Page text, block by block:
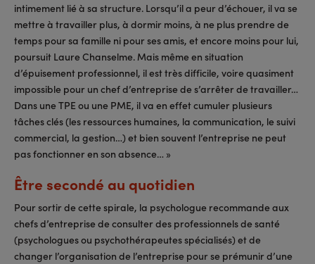
intimement lié à sa structure. Lorsqu’il a peur d’échouer, il va se
mettre à travailler plus, à dormir moins, à ne plus prendre de
temps pour sa famille ni pour ses amis, et encore moins pour lui,
poursuit Laure Chanselme. Mais même en situation
d’épuisement professionnel, il est très difficile, voire quasiment
impossible pour un chef d’entreprise de s’arrêter de travailler…
Dans une TPE ou une PME, il va en effet cumuler plusieurs
tâches clés (les ressources humaines, la communication, le suivi
commercial, la gestion…) et bien souvent l’entreprise ne peut
pas fonctionner en son absence… »
Être secondé au quotidien
Pour sortir de cette spirale, la psychologue recommande aux
chefs d’entreprise de consulter des professionnels de santé
(psychologues ou psychothérapeutes spécialisés) et de
changer l’organisation de l’entreprise pour se prémunir d’une